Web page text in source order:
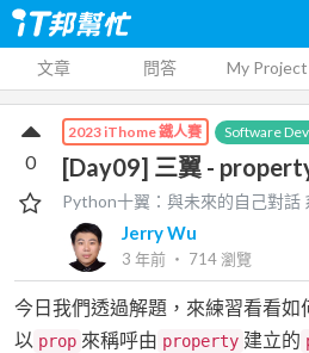
文章 問答 My Project
2023 iThome 鐵人賽 Software
[Day09] 三翼 -
Python十翼：與未來的自己對話
Jerry Wu
3 年前 ‧ 714瀏覽
0
今日我們透過解題，來練習看看如
以 prop 來稱呼由 property 建立的